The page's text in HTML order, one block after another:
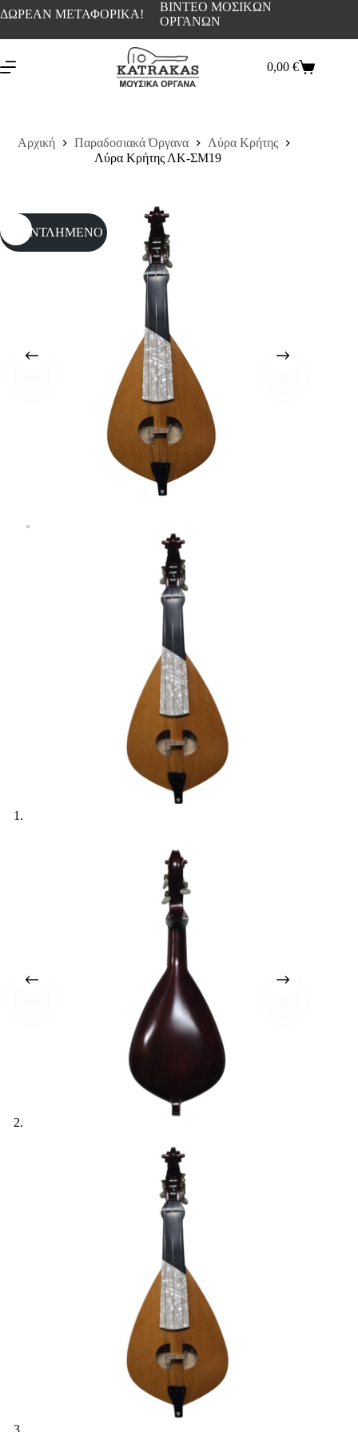
ΔΩΡΕΑΝ ΜΕΤΑΦΟΡΙΚΑ!
ΒΙΝΤΕΟ ΜΟΣΙΚΩΝ
ΟΡΓΑΝΩΝ
0,00€
Αρχική Παραδοσιακά Όργανα
Λύρα Κρήτης
Λύρα Κρήτης ΛΚ-ΣΜ19
ΕΞΑΝΤΛΗΜΕΝΟ